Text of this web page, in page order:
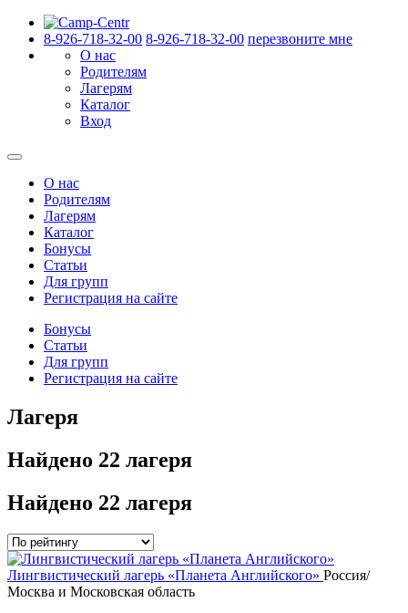
8-926-718-32-00 8-926-718-32-00 перезвоните мне
О нас
Родителям
Лагерям
Каталог
Вход
О нас
Родителям
Лагерям
Каталог
Бонусы
Статьи
Для групп
Регистрация на сайте
Бонусы
Статьи
Для групп
Регистрация на сайте
Лагеря
Найдено 22 лагеря
Найдено 22 лагеря
Лингвистический лагерь «Планета Английского» Россия/
Москва и Московская область